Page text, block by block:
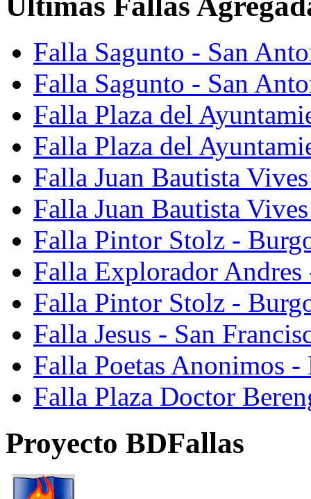
Falla Sagunto - San
Falla Sagunto - San
Falla Plaza del
Falla Plaza del
Falla Juan Bautista
Falla Juan Bautista
Falla Pintor Stolz -
Falla Explorador Andres
Falla Pintor Stolz -
Falla Jesus - San
Falla Poetas Anonimos
Falla Plaza Doctor
Proyecto BDFallas